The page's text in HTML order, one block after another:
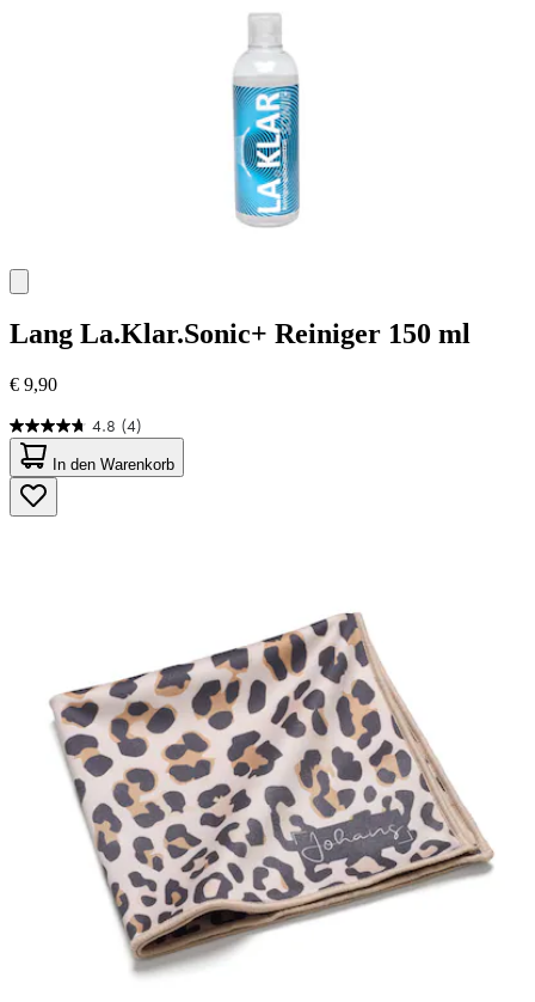
Lang La.Klar.Sonic+ Reiniger 150 ml
€ 9,90
4.8 (4)
4.8
von
5
Sternen.
4
In den Warenkorb